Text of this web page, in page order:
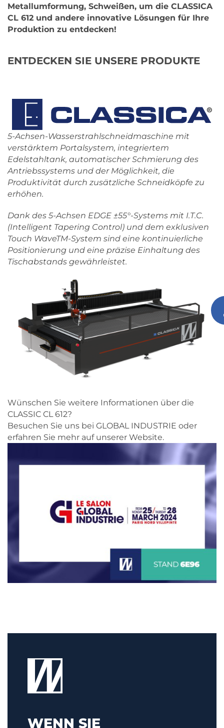
Metallumformung, Schweißen, um die CLASSICA
CL 612 und andere innovative Lösungen für Ihre
Produktion zu entdecken!
ENTDECKEN SIE UNSERE PRODUKTE
5-Achsen-Wasserstrahlschneidmaschine mit
verstärktem Portalsystem, integriertem
Edelstahltank, automatischer Schmierung des
Antriebssystems und der Möglichkeit, die
Produktivität durch zusätzliche Schneidköpfe zu
erhöhen.
Dank des 5-Achsen EDGE ±55°-Systems mit I.T.C.
(Intelligent Tapering Control) und dem exklusiven
Touch WaveTM-System sind eine kontinuierliche
Positionierung und eine präzise Einhaltung des
Tischabstands gewährleistet.
Wünschen Sie weitere Informationen über die
CLASSIC CL 612?
Besuchen Sie uns bei GLOBAL INDUSTRIE oder
erfahren Sie mehr auf unserer Website.
WENN SIE